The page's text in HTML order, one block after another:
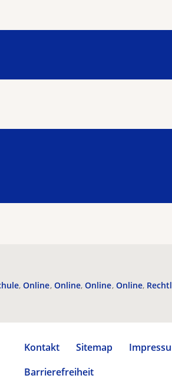
Online Online Online Online
Kontakt Sitemap
Barrierefreiheit